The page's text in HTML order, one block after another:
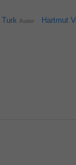
Autor Hartmut